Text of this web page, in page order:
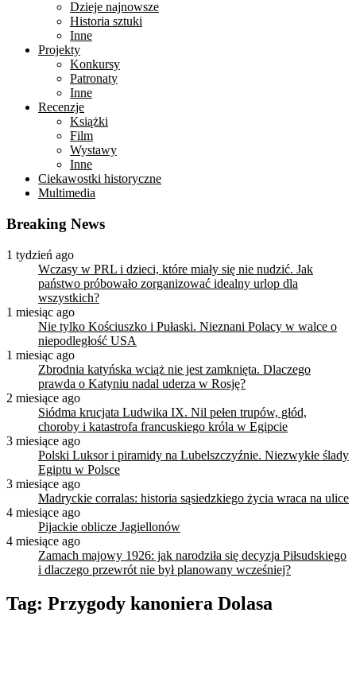
Dzieje najnowsze
Historia sztuki
Inne
Projekty
Konkursy
Patronaty
Inne
Recenzje
Książki
Film
Wystawy
Inne
Ciekawostki historyczne
Multimedia
Breaking News
1 tydzień ago
Wczasy w PRL i dzieci, które miały się nie nudzić. Jak
państwo próbowało zorganizować idealny urlop dla
wszystkich?
1 miesiąc ago
Nie tylko Kościuszko i Pułaski. Nieznani Polacy w walce o
niepodległość USA
1 miesiąc ago
Zbrodnia katyńska wciąż nie jest zamknięta. Dlaczego
prawda o Katyniu nadal uderza w Rosję?
2 miesiące ago
Siódma krucjata Ludwika IX. Nil pełen trupów, głód,
choroby i katastrofa francuskiego króla w Egipcie
3 miesiące ago
Polski Luksor i piramidy na Lubelszczyźnie. Niezwykłe ślady
Egiptu w Polsce
3 miesiące ago
Madryckie corralas: historia sąsiedzkiego życia wraca na ulice
4 miesiące ago
Pijackie oblicze Jagiellonów
4 miesiące ago
Zamach majowy 1926: jak narodziła się decyzja Piłsudskiego
i dlaczego przewrót nie był planowany wcześniej?
Tag: Przygody kanoniera Dolasa